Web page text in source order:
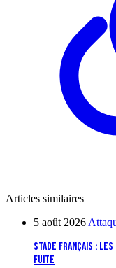
Articles similaires
5 août 2026
Stade Français :
fuite